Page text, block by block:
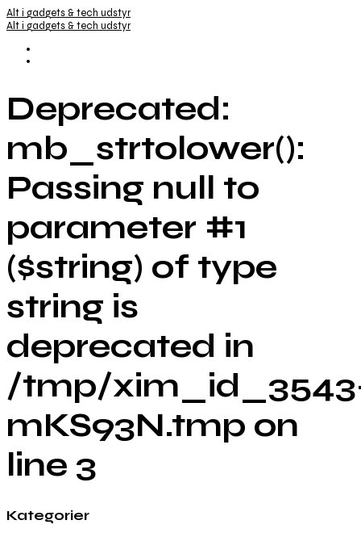
Alt i gadgets & tech udstyr
Alt i gadgets & tech udstyr
Deprecated:
mb_strtolower():
Passing null to
parameter #1
($string) of type
string is
deprecated in
/tmp/
mKS93N.tmp on
line 3
Kategorier